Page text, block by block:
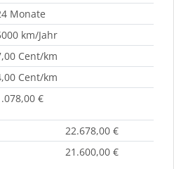
Monate
km/Jahr
Cent/km
Cent/km
€
22.678,00 €
21.600,00 €